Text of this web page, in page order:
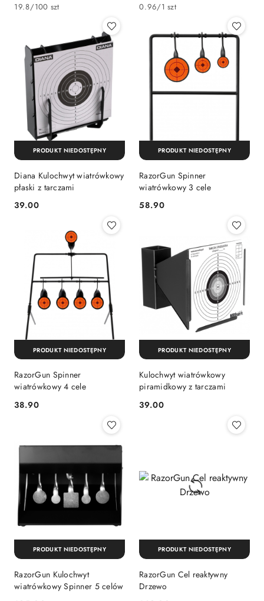
19.8/100 szt 0.96/1 szt
Diana Kulochwyt wiatrówkowy
płaski z tarczami
Cena:
39.00
PRODUKT NIEDOSTĘPNY
RazorGun Spinner
wiatrówkowy 3 cele
Cena:
58.90
PRODUKT NIEDOSTĘPNY
RazorGun Spinner
wiatrówkowy 4 cele
Cena:
38.90
PRODUKT NIEDOSTĘPNY
Kulochwyt wiatrówkowy
piramidkowy z tarczami
Cena:
39.00
PRODUKT NIEDOSTĘPNY
RazorGun Kulochwyt
wiatrówkowy Spinner 5 celów
PRODUKT NIEDOSTĘPNY
RazorGun Cel reaktywny
Drzewo
PRODUKT NIEDOSTĘPNY